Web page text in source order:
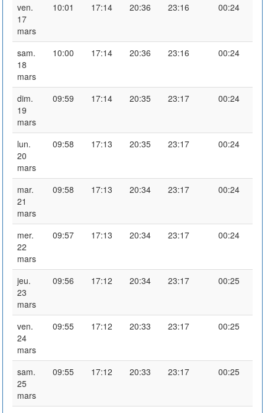
ven.
17
mars
10:01 17:14 20:36 23:16 00:24
sam.
18
mars
10:00 17:14 20:36 23:16 00:24
dim.
19
mars
09:59 17:14 20:35 23:17 00:24
lun.
20
mars
09:58 17:13 20:35 23:17 00:24
mar.
21
mars
09:58 17:13 20:34 23:17 00:24
mer.
22
mars
09:57 17:13 20:34 23:17 00:24
jeu.
23
mars
09:56 17:12 20:34 23:17 00:25
ven.
24
mars
09:55 17:12 20:33 23:17 00:25
sam.
25
mars
09:55 17:12 20:33 23:17 00:25